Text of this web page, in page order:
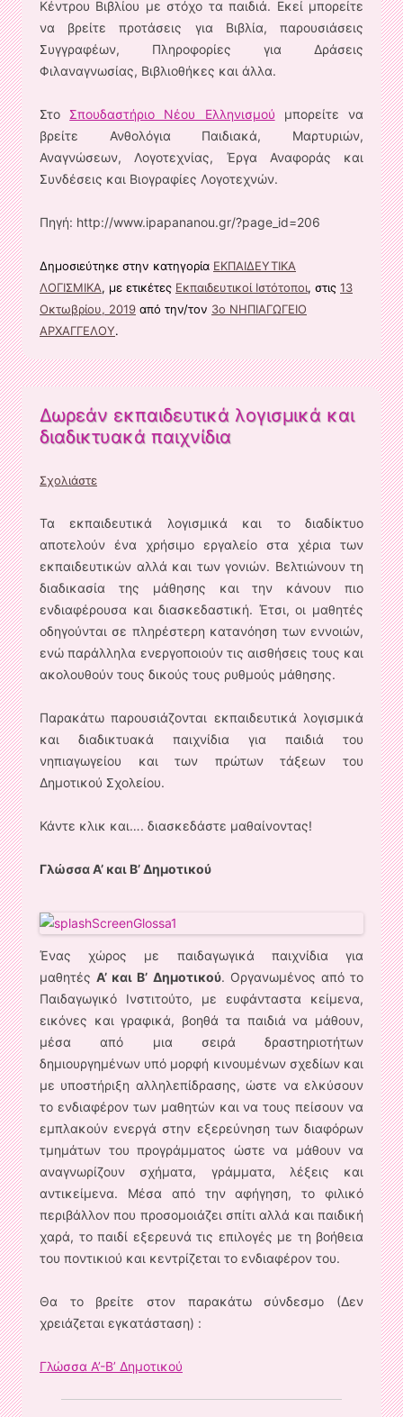
Κέντρου Βιβλίου με στόχο τα παιδιά. Εκεί μπορείτε
να βρείτε προτάσεις για Βιβλία, παρουσιάσεις
Συγγραφέων, Πληροφορίες για Δράσεις
Φιλαναγνωσίας, Βιβλιοθήκες και άλλα.
Στο Σπουδαστήριο Νέου Ελληνισμού μπορείτε να
βρείτε Ανθολόγια Παιδιακά, Μαρτυριών,
Αναγνώσεων, Λογοτεχνίας, Έργα Αναφοράς και
Συνδέσεις και Βιογραφίες Λογοτεχνών.
Πηγή: http://www.ipapananou.gr/?page_id=206
Δημοσιεύτηκε στην κατηγορία ΕΚΠΑΙΔΕΥΤΙΚΑ
ΛΟΓΙΣΜΙΚΑ, με ετικέτες Εκπαιδευτικοί Ιστότοποι, στις 13
Οκτωβρίου, 2019 από την/τον 3ο ΝΗΠΙΑΓΩΓΕΙΟ
ΑΡΧΑΓΓΕΛΟΥ.
Δωρεάν εκπαιδευτικά λογισμικά και
διαδικτυακά παιχνίδια
Σχολιάστε
Τα εκπαιδευτικά λογισμικά και το διαδίκτυο
αποτελούν ένα χρήσιμο εργαλείο στα χέρια των
εκπαιδευτικών αλλά και των γονιών. Βελτιώνουν τη
διαδικασία της μάθησης και την κάνουν πιο
ενδιαφέρουσα και διασκεδαστική. Έτσι, οι μαθητές
οδηγούνται σε πληρέστερη κατανόηση των εννοιών,
ενώ παράλληλα ενεργοποιούν τις αισθήσεις τους και
ακολουθούν τους δικούς τους ρυθμούς μάθησης.
Παρακάτω παρουσιάζονται εκπαιδευτικά λογισμικά
και διαδικτυακά παιχνίδια για παιδιά του
νηπιαγωγείου και των πρώτων τάξεων του
Δημοτικού Σχολείου.
Κάντε κλικ και…. διασκεδάστε μαθαίνοντας!
Γλώσσα Α’ και Β’ Δημοτικού
Ένας χώρος με παιδαγωγικά παιχνίδια για
μαθητέςΑ’ και Β’ Δημοτικού. Οργανωμένος από το
Παιδαγωγικό Ινστιτούτο, με ευφάνταστα κείμενα,
εικόνες και γραφικά, βοηθά τα παιδιά να μάθουν,
μέσα από μια σειρά δραστηριοτήτων
δημιουργημένων υπό μορφή κινουμένων σχεδίων και
με υποστήριξη αλληλεπίδρασης, ώστε να ελκύσουν
το ενδιαφέρον των μαθητών και να τους πείσουν να
εμπλακούν ενεργά στην εξερεύνηση των διαφόρων
τμημάτων του προγράμματος ώστε να μάθουν να
αναγνωρίζουν σχήματα, γράμματα, λέξεις και
αντικείμενα. Μέσα από την αφήγηση, το φιλικό
περιβάλλον που προσομοιάζει σπίτι αλλά και παιδική
χαρά, το παιδί εξερευνά τις επιλογές με τη βοήθεια
του ποντικιού και κεντρίζεται το ενδιαφέρον του.
Θα το βρείτε στον παρακάτω σύνδεσμο (Δεν
χρειάζεται εγκατάσταση) :
Γλώσσα Α’-Β’ Δημοτικού